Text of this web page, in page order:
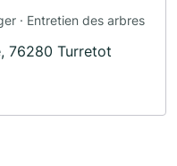
· Entretien des arbres
76280 Turretot